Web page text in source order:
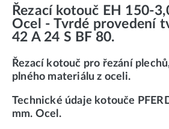
Řezací kotouč EH 150-
Ocel - Tvrdé provedení
42 A 24 S BF 80.
Řezací kotouč pro řezání
plného materiálu z oceli.
Technické údaje kotouče
mm. Ocel.